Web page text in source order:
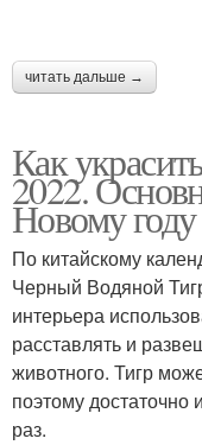
читать дальше →
Как
2022.
Новому
По китайскому
Черный Водяной
интерьера
расставлять и
животного. Тигр
поэтому достаточно
раз.